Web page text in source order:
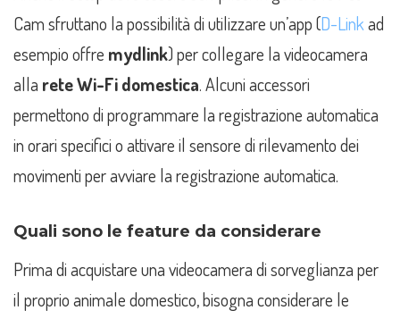
Cam sfruttano la possibilità di utilizzare un’app (D-Linkad
esempio offre mydlink) per collegare la videocamera
alla rete Wi-Fi domestica. Alcuni accessori
permettono di programmare la registrazione automatica
in orari specifici o attivare il sensore di rilevamento dei
movimenti per avviare la registrazione automatica.
Quali sono le feature da considerare
Prima di acquistare una videocamera di sorveglianza per
il proprio animale domestico, bisogna considerare le